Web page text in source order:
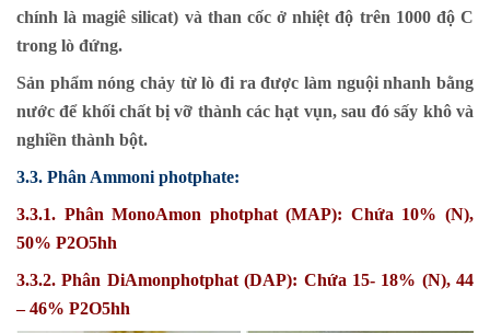
chính là magiê silicat) và than cốc ở nhiệt độ trên 1000 độ C
trong lò đứng.
Sản phẩm nóng chảy từ lò đi ra được làm nguội nhanh bằng
nước để khối chất bị vỡ thành các hạt vụn, sau đó sấy khô và
nghiền thành bột.
3.3. Phân Ammoni photphate:
3.3.1. Phân MonoAmon photphat (MAP): Chứa 10% (N),
50% P2O5hh
3.3.2. Phân DiAmonphotphat (DAP): Chứa 15- 18% (N), 44
– 46% P2O5hh